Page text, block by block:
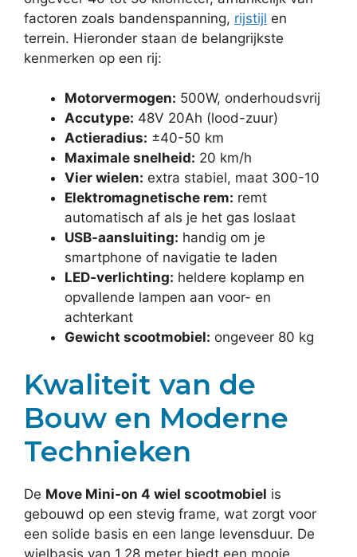
factoren zoals bandenspanning, rijstijl en
terrein. Hieronder staan de belangrijkste
kenmerken op een rij:
Motorvermogen: 500W, onderhoudsvrij
Accutype: 48V 20Ah (lood-zuur)
Actieradius: ±40-50 km
Maximale snelheid: 20 km/h
Vier wielen: extra stabiel, maat 300-10
Elektromagnetische rem: remt
automatisch af als je het gas loslaat
USB-aansluiting: handig om je
smartphone of navigatie te laden
LED-verlichting: heldere koplamp en
opvallende lampen aan voor- en
achterkant
Gewicht scootmobiel: ongeveer 80 kg
Kwaliteit van de
Bouw en Moderne
Technieken
De Move Mini-on 4 wiel scootmobiel is
gebouwd op een stevig frame, wat zorgt voor
een solide basis en een lange levensduur. De
wielbasis van 1,28 meter biedt een mooie